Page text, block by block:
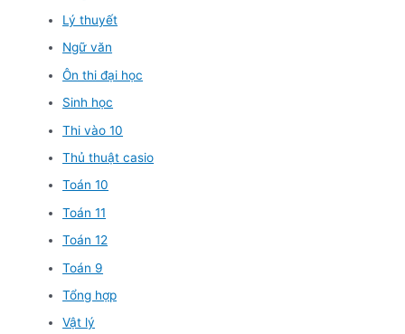
Lý thuyết
Ngữ văn
Ôn thi đại học
Sinh học
Thi vào 10
Thủ thuật casio
Toán 10
Toán 11
Toán 12
Toán 9
Tổng hợp
Vật lý